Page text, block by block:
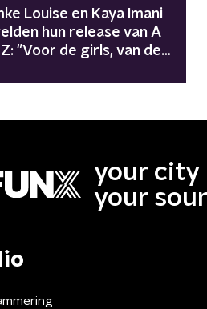
Louise en Kaya Imani
hun release van A
"Voor de girls, van de
your city
your